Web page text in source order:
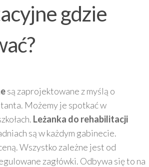
gdzie
są zaprojektowane z myślą o
Możemy je spotkać w
Leżanka do rehabilitacji
są w każdym gabinecie.
Wszystko zależne jest od
zagłówki. Odbywa się to na